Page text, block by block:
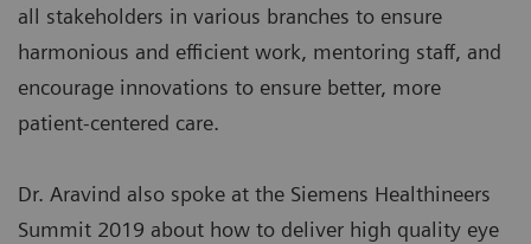
all stakeholders in various branches to ensure
harmonious and efficient work, mentoring staff, and
encourage innovations to ensure better, more
patient-centered care.
Dr. Aravind also spoke at the Siemens Healthineers
Summit 2019 about how to deliver high quality eye